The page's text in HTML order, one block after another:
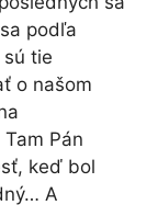
podľa
tie
o našom
Pán
keď bol
A